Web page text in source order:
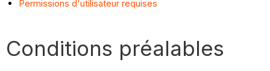
Permissions d'utilisateur requises
Conditions préalables